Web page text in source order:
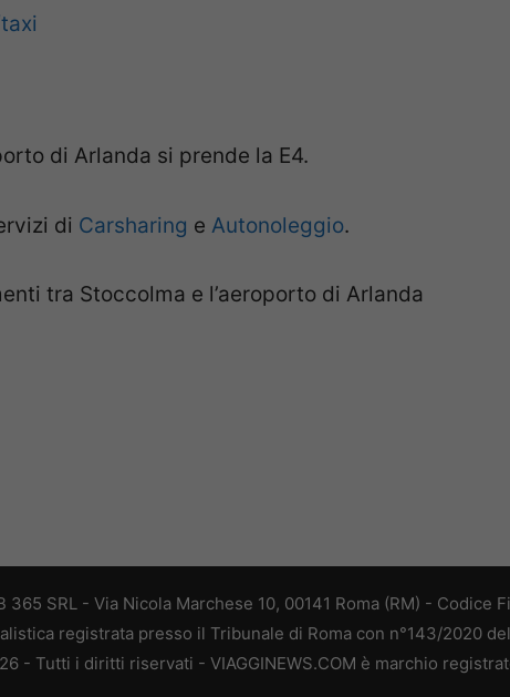
di Arlanda si prende la E4.
di Carsharing e Autonoleggio.
tra Stoccolma e l’aeroporto di Arlanda
SRL - Via Nicola Marchese 10, 00141 Roma (RM) - Codice
registrata presso il Tribunale di Roma con n°143/2020
- Tutti i diritti riservati - VIAGGINEWS.COM è marchio